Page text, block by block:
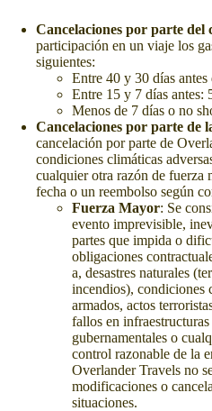
Cancelaciones por parte del
participación en un viaje los
siguientes:
Entre 40 y 30 días antes
Entre 15 y 7 días antes:
Menos de 7 días o no
Cancelaciones por parte de
cancelación por parte de
condiciones climáticas
cualquier otra razón de fuerza
fecha o un reembolso según
Fuerza Mayor: Se
evento imprevisible,
partes que impida o
obligaciones
a, desastres naturales
incendios), condiciones
armados, actos
fallos en
gubernamentales o
control razonable de la
Overlander Travels no
modificaciones o
situaciones.